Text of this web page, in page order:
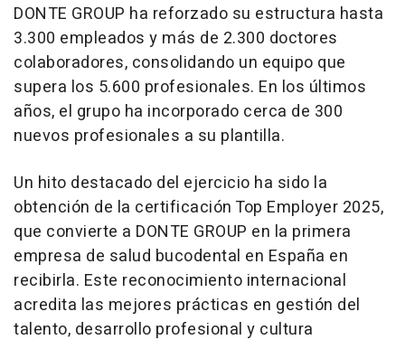
DONTE GROUP ha reforzado su estructura hasta
3.300 empleados y más de 2.300 doctores
colaboradores, consolidando un equipo que
supera los 5.600 profesionales. En los últimos
años, el grupo ha incorporado cerca de 300
nuevos profesionales a su plantilla.
Un hito destacado del ejercicio ha sido la
obtención de la certificación Top Employer 2025,
que convierte a DONTE GROUP en la primera
empresa de salud bucodental en España en
recibirla. Este reconocimiento internacional
acredita las mejores prácticas en gestión del
talento, desarrollo profesional y cultura